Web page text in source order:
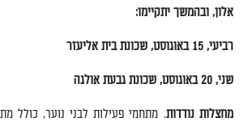
אלון,ובהמשך יתקיימו:
רביעי, 15 באוגוסט,שכונת בית אליעזר
שני, 20 באוגוסט,שכונת גבעת אולגה
מחצלות נודדות. מתחמי פעילות לבני נוער, כולל